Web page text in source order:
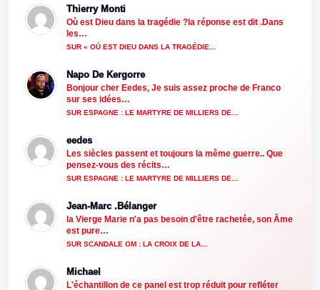
Thierry Monti
Où est Dieu dans la tragédie ?la réponse est dit .Dans
les…
SUR « OÙ EST DIEU DANS LA TRAGÉDIE…
Napo De Kergorre
Bonjour cher Eedes, Je suis assez proche de Franco
sur ses idées…
SUR ESPAGNE : LE MARTYRE DE MILLIERS DE…
eedes
Les siècles passent et toujours la même guerre.. Que
pensez-vous des récits…
SUR ESPAGNE : LE MARTYRE DE MILLIERS DE…
Jean-Marc .Bélanger
la Vierge Marie n'a pas besoin d'être rachetée, son Âme
est pure…
SUR SCANDALE OM : LA CROIX DE LA…
Michael
L'échantillon de ce panel est trop réduit pour refléter